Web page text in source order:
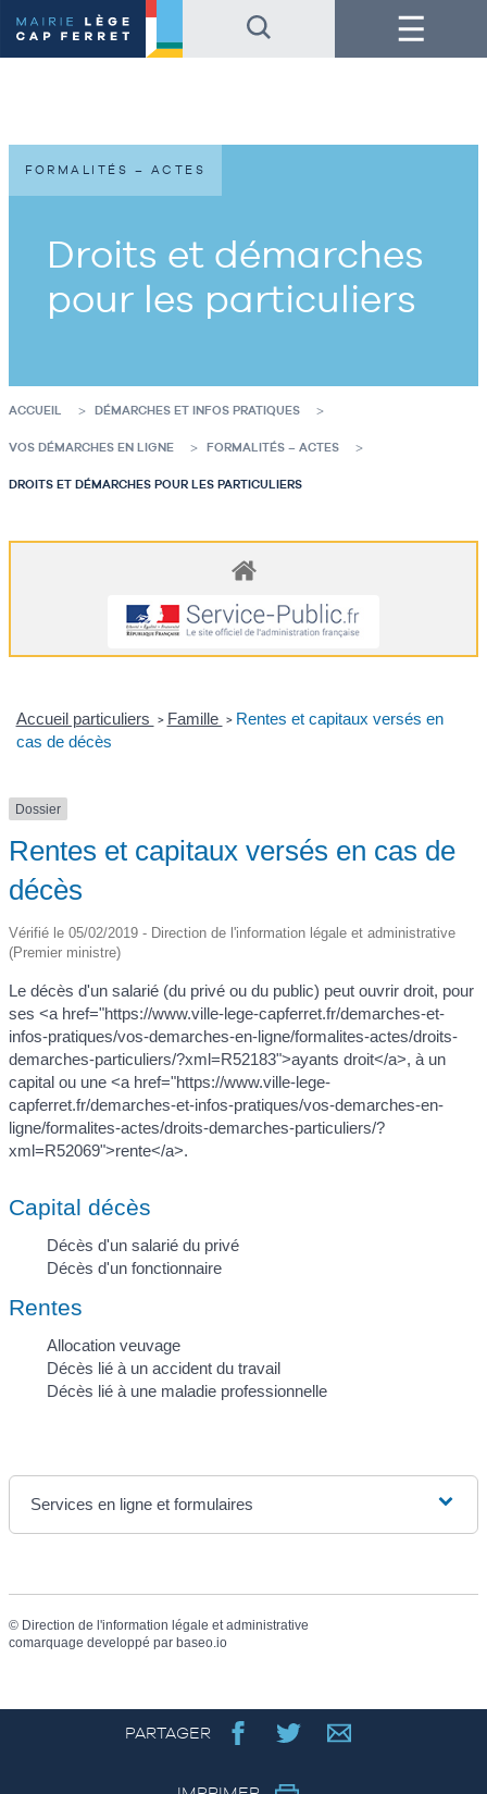
au
contenu
de
au
pied
de
Menu
Droits et démarches
pour les particuliers
FORMALITÉS – ACTES
ACCUEIL DÉMARCHES ET INFOS PRATIQUES
VOS DÉMARCHES EN LIGNE FORMALITÉS – ACTES
DROITS ET DÉMARCHES POUR LES PARTICULIERS
Accueil particuliers > Famille > Rentes et capitaux versés en
cas de décès
Dossier
Rentes et capitaux versés en cas de
décès
Vérifié le 05/02/2019 - Direction de l'information légale et administrative
(Premier ministre)
Le décès d'un salarié (du privé ou du public) peut ouvrir droit, pour
ses <a href="https://www.ville-lege-capferret.fr/demarches-et-
infos-pratiques/vos-demarches-en-ligne/formalites-actes/droits-
demarches-particuliers/?xml=R52183">ayants droit</a>, à un
capital ou une <a href="https://www.ville-lege-
capferret.fr/demarches-et-infos-pratiques/vos-demarches-en-
ligne/formalites-actes/droits-demarches-particuliers/?
xml=R52069">rente</a>.
Capital décès
Décès d'un salarié du privé
Décès d'un fonctionnaire
Rentes
Allocation veuvage
Décès lié à un accident du travail
Décès lié à une maladie professionnelle
Services en ligne et formulaires
© Direction de l'information légale et administrative
comarquage developpé par baseo.io
PARTAGER